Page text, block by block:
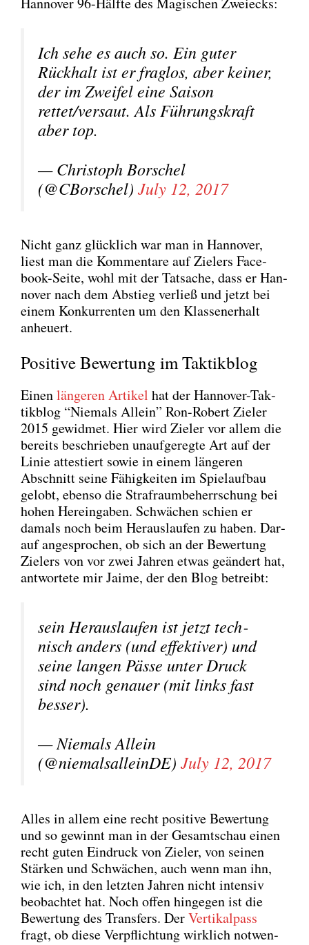
Ich sehe es auch so. Ein guter
Rück­halt ist er frag­los, aber kei­ner,
der im Zwei­fel eine Sai­son
rettet/versaut. Als Füh­rungs­kraft
aber top.
— Chris­toph Bor­schel
(@CBorschel) July 12, 2017
Nicht ganz glück­lich war man in Han­no­ver,
liest man die Kom­men­ta­re auf Ziel­ers Face­
book-Sei­te, wohl mit der Tat­sa­che, dass er Han­
no­ver nach dem Abstieg ver­ließ und jetzt bei
einem Kon­kur­ren­ten um den Klas­sen­er­halt
anheu­ert.
Positive Bewertung im Taktikblog
Einenlän­ge­ren Arti­kel hat der Han­no­ver-Tak­
tik­blog “Nie­mals Allein” Ron-Robert Zie­l­er
2015 gewid­met. Hier wird Zie­l­er vor allem die
bereits beschrie­ben unauf­ge­reg­te Art auf der
Linie attes­tiert sowie in einem län­ge­ren
Abschnitt sei­ne Fähig­kei­ten im Spiel­auf­bau
gelobt, eben­so die Straf­raum­be­herr­schung bei
hohen Her­ein­ga­ben. Schwä­chen schien er
damals noch beim Her­aus­lau­fen zu haben. Dar­
auf ange­spro­chen, ob sich an der Bewer­tung
Ziel­ers von vor zwei Jah­ren etwas geän­dert hat,
ant­wor­te­te mir Jai­me, der den Blog betreibt:
sein Her­aus­lau­fen ist jetzt tech­
nisch anders (und effek­ti­ver) und
sei­ne lan­gen Päs­se unter Druck
sind noch genau­er (mit links fast
bes­ser).
— Nie­mals Allein
(@niemalsalleinDE) July 12, 2017
Alles in allem eine recht posi­ti­ve Bewer­tung
und so gewinnt man in der Gesamt­schau einen
recht guten Ein­druck von Zie­l­er, von sei­nen
Stär­ken und Schwä­chen, auch wenn man ihn,
wie ich, in den letz­ten Jah­ren nicht inten­siv
beob­ach­tet hat. Noch offen hin­ge­gen ist die
Bewer­tung des Trans­fers. DerVer­ti­kal­pass
fragt, ob die­se Ver­pflich­tung wirk­lich not­wen­